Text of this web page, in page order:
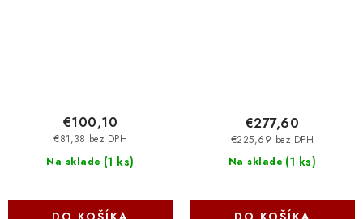
Na sklade (1 ks)
€81,38 bez DPH
€100,10
Na sklade (1 ks)
€225,69 bez DPH
€277,60